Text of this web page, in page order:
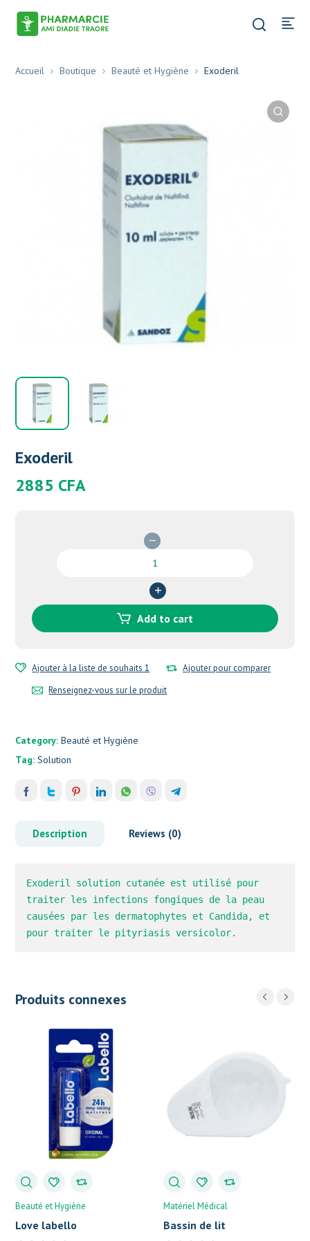
Accueil Boutique Beauté et Hygiène Exoderil
Exoderil
2885 CFA
Add to cart
Ajouter à la liste de souhaits 1
Ajouter pour comparer
Renseignez-vous sur le produit
Category:Beauté et Hygiène
Tag:Solution
Description Reviews (0)
Exoderil solution cutanée est utilisé pour
traiter les infections fongiques de la peau
causées par les dermatophytes et Candida, et
pour traiter le pityriasis versicolor.
Produits connexes
Beauté et Hygiène
Love labello
Matériel Médical
Bassin de lit